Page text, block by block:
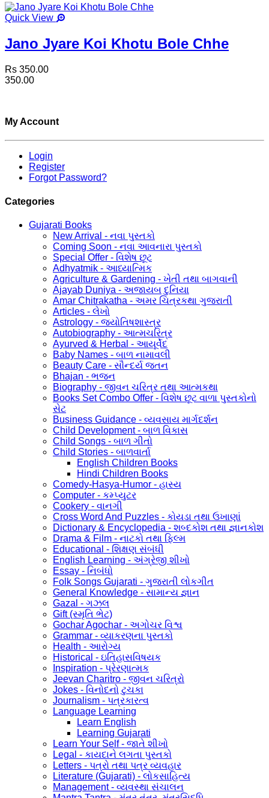
Quick View
Jano Jyare Koi Khotu Bole Chhe
Rs 350.00
350.00
My Account
Login
Register
Forgot Password?
Categories
Gujarati Books
New Arrival - નવા પુસ્તકો
Coming Soon - નવા આવનારા પુસ્તકો
Special Offer - વિશેષ છૂટ
Adhyatmik - આધ્યાત્મિક
Agriculture & Gardening - ખેતી તથા બાગવાની
Ajayab Duniya - અજાયબ દુનિયા
Amar Chitrakatha - અમર ચિત્રકથા ગુજરાતી
Articles - લેખો
Astrology - જ્યોતિષશાસ્ત્ર
Autobiography - આત્મચરિત્ર
Ayurved & Herbal - આયૂર્વેદ
Baby Names - બાળ નામાવલી
Beauty Care - સૌન્દર્ય જતન
Bhajan - ભજન
Biography - જીવન ચરિત્ર તથા આત્મકથા
Books Set Combo Offer - વિશેષ છૂટ વાળા પુસ્તકોનો
સેટ
Business Guidance - વ્યવસાય માર્ગદર્શન
Child Development - બાળ વિકાસ
Child Songs - બાળ ગીતો
Child Stories - બાળવાર્તા
English Children Books
Hindi Children Books
Comedy-Hasya-Humor - હાસ્ય
Computer - કમ્પ્યુટર
Cookery - વાનગી
Cross Word And Puzzles - કોયડા તથા ઉખાણાં
Dictionary & Encyclopedia - શબ્દકોશ તથા જ્ઞાનકોશ
Drama & Film - નાટકો તથા ફિલ્મ
Educational - શિક્ષણ સંબંધી
English Learning - અંગ્રેજી શીખો
Essay - નિબંધો
Folk Songs Gujarati - ગુજરાતી લોકગીત
General Knowledge - સામાન્ય જ્ઞાન
Gazal - ગઝલ
Gift (સ્મૃતિ ભેટ)
Gochar Agochar - અગોચર વિશ્વ
Grammar - વ્યાકરણના પુસ્તકો
Health - આરોગ્ય
Historical - ઇતિહાસવિષયક
Inspiration - પ્રેરણાત્મક
Jeevan Charitro - જીવન ચરિત્રો
Jokes - વિનોદનો ટુચકા
Journalism - પત્રકારત્વ
Language Learning
Learn English
Learning Gujarati
Learn Your Self - જાતે શીખો
Legal - કાયદાને લગતા પુસ્તકો
Letters - પત્રો તથા પત્ર વ્યવહાર
Literature (Gujarati) - લોકસાહિત્ય
Management - વ્યવસ્થા સંચાલન